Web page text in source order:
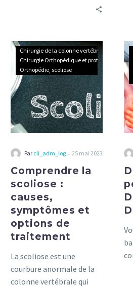
Comprendre
la
scoliose
causes,
symptômes
et
options
Chirurgie de la colonne vertébrale
Chirurgie Orthopédique et prothétique
Orthopédie scoliose
Par cli_adm_log - 25 mai 2023
Comprendre la
scoliose :
causes,
symptômes et
options de
traitement
La scoliose est une
courbure anormale de la
colonne vertébrale qui